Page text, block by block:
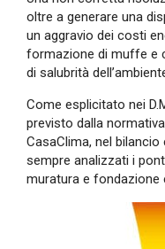
oltre a generare una
un aggravio dei costi
formazione di muffe e
di salubrità
Come esplicitato nei
previsto dalla
CasaClima, nel
sempre analizzati i
muratura e fondazione